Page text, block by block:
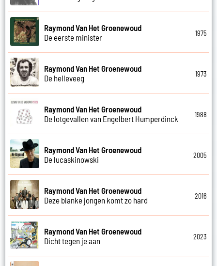
Raymond Van Het Groenewoud
De eerste minister
1975
Raymond Van Het Groenewoud
De helleveeg
1973
Raymond Van Het Groenewoud
De lotgevallen van Engelbert Humperdinck
1988
Raymond Van Het Groenewoud
De lucaskinowski
2005
Raymond Van Het Groenewoud
Deze blanke jongen komt zo hard
2016
Raymond Van Het Groenewoud
Dicht tegen je aan
2023